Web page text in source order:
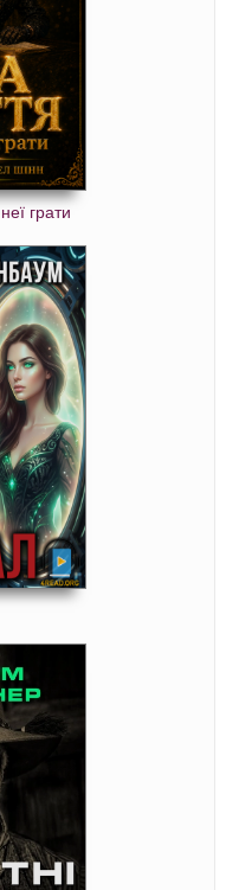
грати